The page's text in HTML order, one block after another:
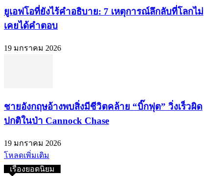
ยูเอฟโอที่ยังไร้คำอธิบาย: 7 เหตุการณ์ลึกลับที่โลกไม่
เคยได้คำตอบ
19 มกราคม 2026
ชายอังกฤษอ้างพบสิ่งมีชีวิตคล้าย “บิ๊กฟุต” วิ่งเร็วผิด
ปกติในป่า Cannock Chase
19 มกราคม 2026
โหลดเพิ่มเติม
เรื่องยอดนิยม